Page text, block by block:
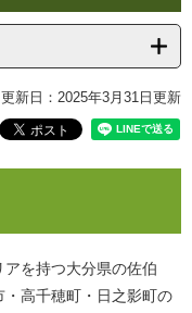
更新日：2025年3月31日更新
を持つ大分県の佐伯
高千穂町・日之影町の